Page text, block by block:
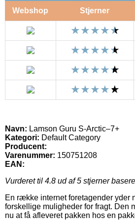
Webshop Stjerner
Navn: Lamson Guru S-Arctic–7+
Kategori: Default Category
Producent:
Varenummer: 150751208
EAN:
Vurderet til 4.8 ud af 5 stjerner
En række internet foretagender yder
forskellige muligheder for fragt. Den
nu at få afleveret pakken hos en